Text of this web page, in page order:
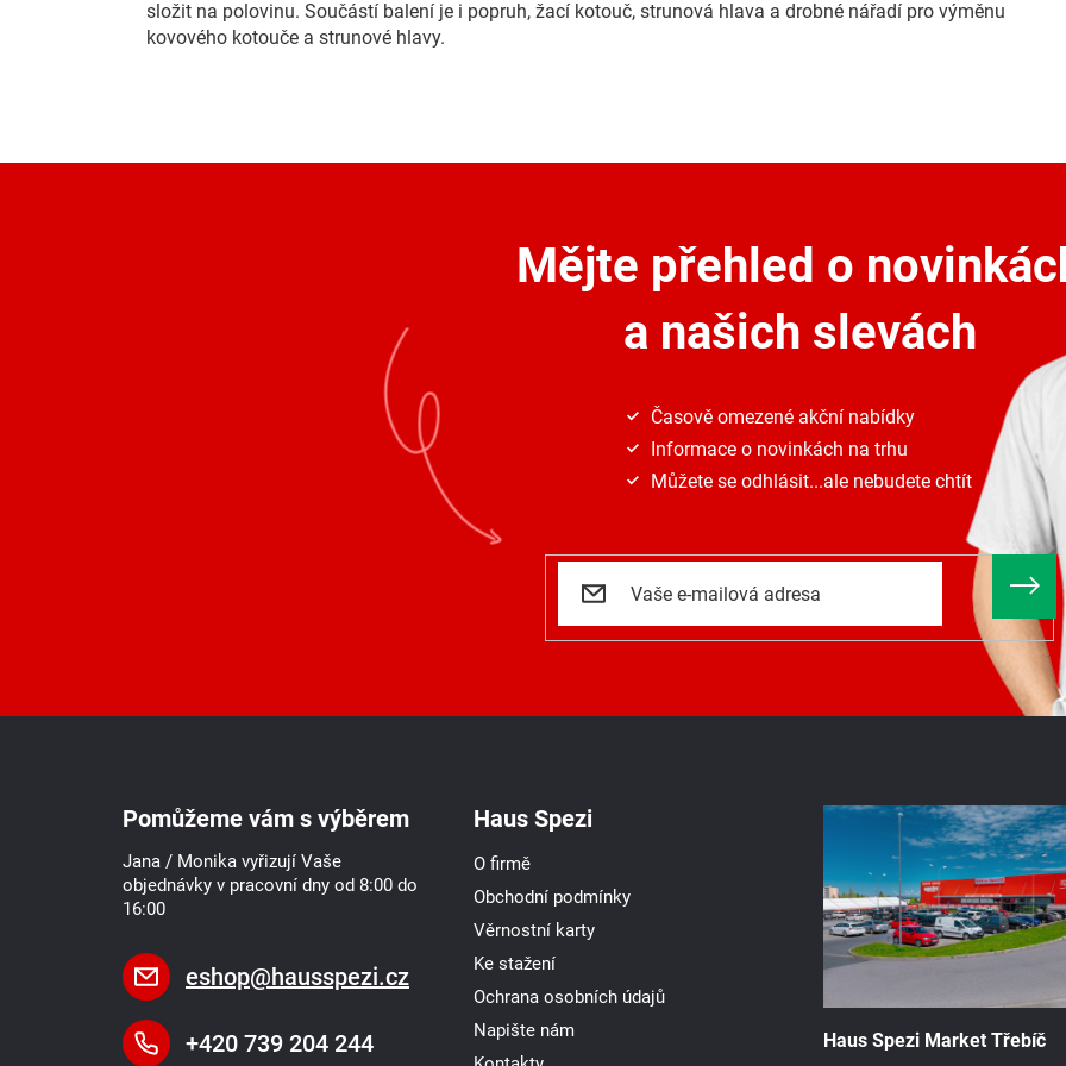
složit na polovinu. Součástí balení je i popruh, žací kotouč, strunová hlava a drobné nářadí pro výměnu
kovového kotouče a strunové hlavy.
Mějte přehled o
a našich slevách
Časově omezené akční nabídky
Informace o novinkách na trhu
Můžete se odhlásit...ale nebudete chtít
Pomůžeme vám s výběrem
Jana / Monika vyřizují Vaše
objednávky v pracovní dny od 8:00 do
16:00
eshop@hausspezi.cz
+420 739 204 244
Haus Spezi
O firmě
Obchodní podmínky
Věrnostní karty
Ke stažení
Ochrana osobních údajů
Napište nám
Haus Spezi Market Třebíč